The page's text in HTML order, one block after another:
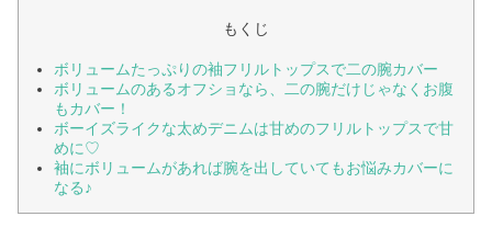
もくじ
ボリュームたっぷりの袖フリルトップスで二の腕カバー
ボリュームのあるオフショなら、二の腕だけじゃなくお腹
もカバー！
ボーイズライクな太めデニムは甘めのフリルトップスで甘
めに♡
袖にボリュームがあれば腕を出していてもお悩みカバーに
なる♪